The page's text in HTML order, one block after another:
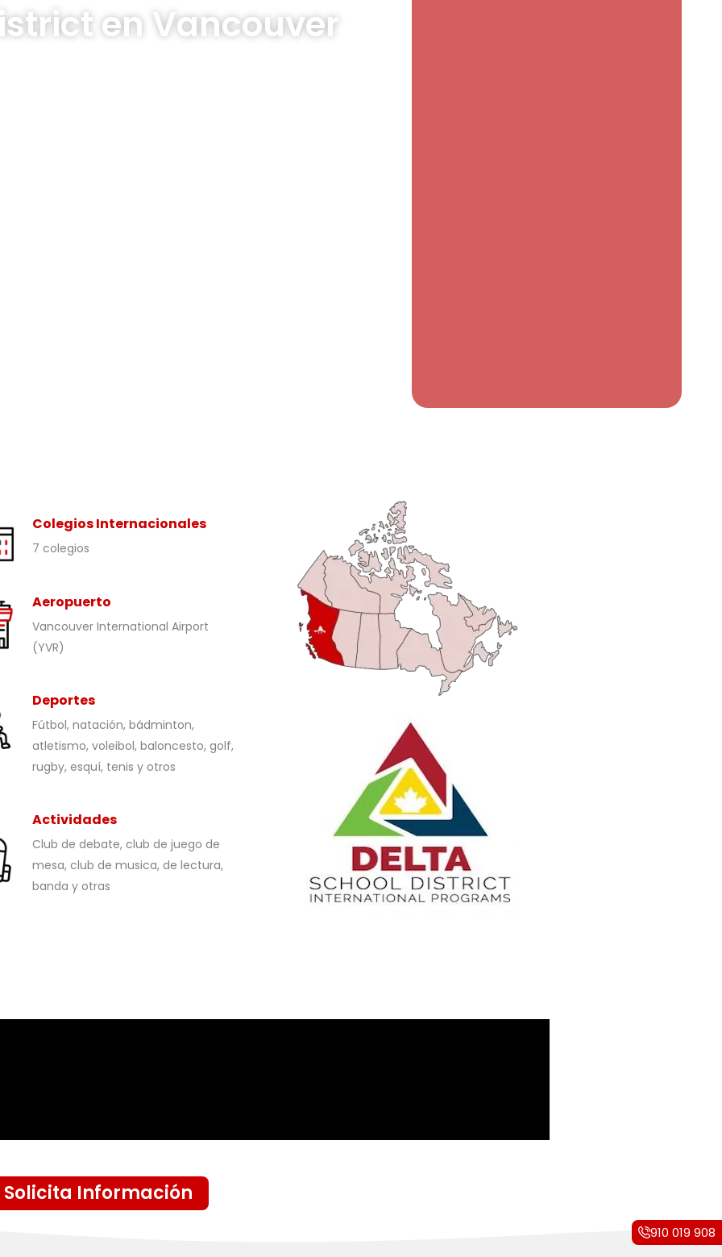
en Vancouver
Colegios Internacionales
7 colegios
Aeropuerto
Vancouver International Airport
(YVR)
Deportes
Fútbol, natación, bádminton,
atletismo, voleibol, baloncesto, golf,
rugby, esquí, tenis y otros
Actividades
Club de debate, club de juego de
mesa, club de musica, de lectura,
banda y otras
Solicita Información
910 019 908